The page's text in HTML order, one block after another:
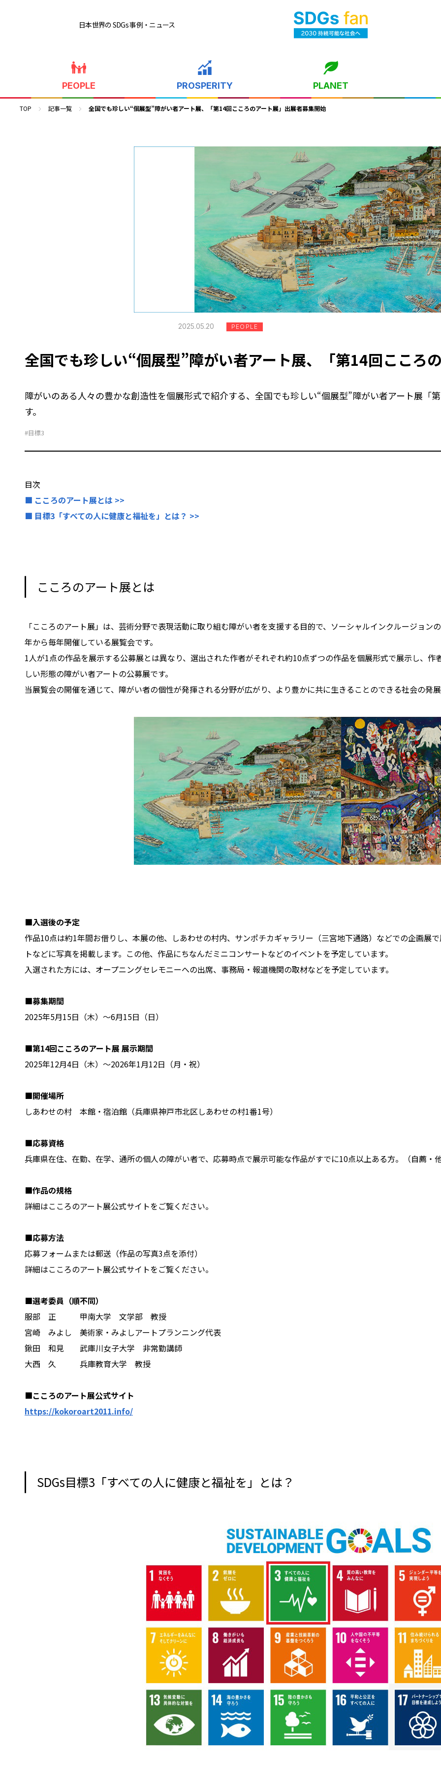
日本世界の SDGs 事例・ニュース
PEOPLE PROSPERITY PLANET
TOP 記事一覧 全国でも珍しい“個展型”障がい者アート展、「第14回こころのアート展」出展者募集開始
2025.05.20 PEOPLE
全国でも珍しい“個展型”障がい者アート展、「第14回こころ
障がいのある人々の豊かな創造性を個展形式で紹介する、全国でも珍しい“個展型”障がい者アート展「
す。
#目標3
目次
■ こころのアート展とは >>
■ 目標3「すべての人に健康と福祉を」とは？ >>
こころのアート展とは
「こころのアート展」は、芸術分野で表現活動に取り組む障がい者を支援する目的で、ソーシャルインクルージョン
年から毎年開催している展覧会です。
1人が1点の作品を展示する公募展とは異なり、選出された作者がそれぞれ約10点ずつの作品を個展形式で展示し、
しい形態の障がい者アートの公募展です。
当展覧会の開催を通じて、障がい者の個性が発揮される分野が広がり、より豊かに共に生きることのできる社会の発
■入選後の予定
作品10点は約1年間お借りし、本展の他、しあわせの村内、サンポチカギャラリー（三宮地下通路）などでの企画展
トなどに写真を掲載します。この他、作品にちなんだミニコンサートなどのイベントを予定しています。
入選された方には、オープニングセレモニーへの出席、事務局・報道機関の取材などを予定しています。
■募集期間
2025年5月15日（木）～6月15日（日）
■第14回こころのアート展 展示期間
2025年12月4日（木）～2026年1月12日（月・祝）
■開催場所
しあわせの村 本館・宿泊館（兵庫県神戸市北区しあわせの村1番1号）
■応募資格
兵庫県在住、在勤、在学、通所の個人の障がい者で、応募時点で展示可能な作品がすでに10点以上ある方。（自薦・
■作品の規格
詳細はこころのアート展公式サイトをご覧ください。
■応募方法
応募フォームまたは郵送（作品の写真3点を添付）
詳細はこころのアート展公式サイトをご覧ください。
■選考委員（順不同）
服部 正 甲南大学 文学部 教授
宮崎 みよし 美術家・みよしアートプランニング代表
鍬田 和見 武庫川女子大学 非常勤講師
大西 久 兵庫教育大学 教授
■こころのアート展公式サイト
https://kokoroart2011.info/
SDGs目標3「すべての人に健康と福祉を」とは？